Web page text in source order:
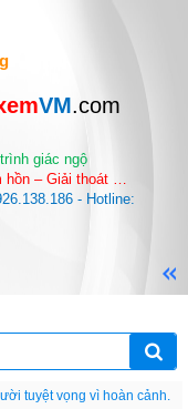
VM.com
giác ngộ
hồn – Giải thoát …
- Hotline:
đường cũng chỉ là anh đưa